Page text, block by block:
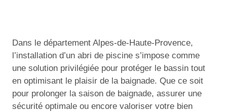
Dans le département Alpes-de-Haute-Provence,
l’installation d’un abri de piscine s’impose comme
une solution privilégiée pour protéger le bassin tout
en optimisant le plaisir de la baignade. Que ce soit
pour prolonger la saison de baignade, assurer une
sécurité optimale ou encore valoriser votre bien